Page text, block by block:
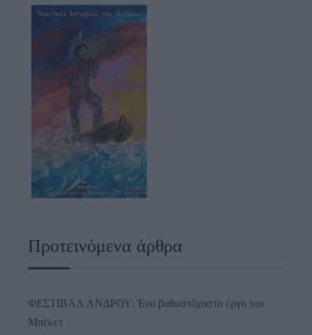
Προτεινόμενα άρθρα
ΦΕΣΤΙΒΑΛ ΑΝΔΡΟΥ: Ένα βαθυστόχαστο έργο του
Μπέκετ